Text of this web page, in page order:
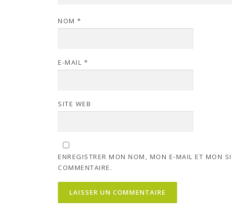
NOM *
E-MAIL *
SITE WEB
ENREGISTRER MON NOM, MON E-MAIL ET MON
COMMENTAIRE.